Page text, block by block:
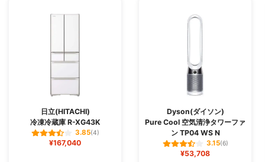
日立(HITACHI)
冷凍冷蔵庫 R-XG43K
3.85(4)
¥167,040
Dyson(ダイソン)
Pure Cool 空気清浄タワーファ
ン TP04 WS N
3.15(6)
¥53,708